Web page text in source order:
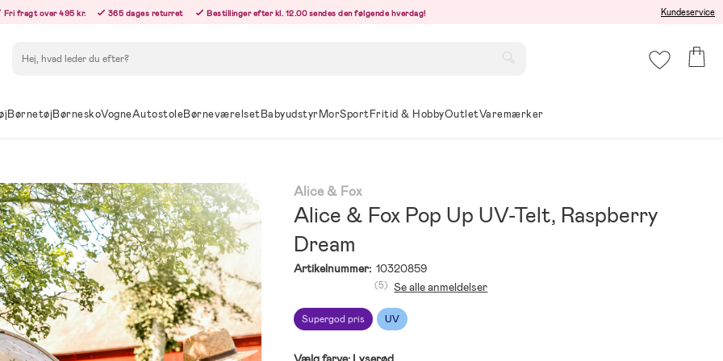
Fri fragt over 495 kr. 365 dages returret Bestillinger efter kl. 12.00 sendes den følgende hverdag! Kundeservice
BørnetøjBørneskoVogneAutostoleBørneværelsetBabyudstyrMorSportFritid & HobbyOutletVaremærker
Alice & Fox
Alice & Fox Pop Up UV-Telt, Raspberry
Dream
Artikelnummer: 10320859
Supergod pris UV
(5) Se alle anmeldelser